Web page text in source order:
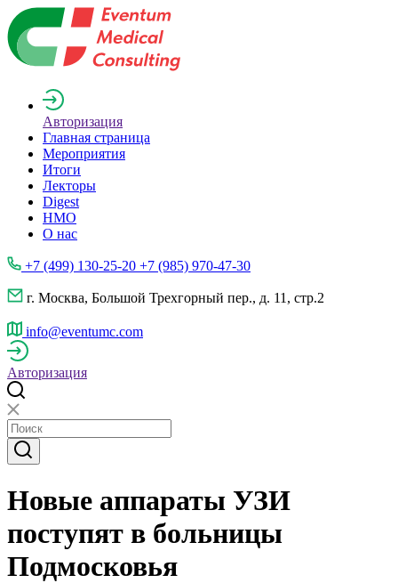
Авторизация
Главная страница
Мероприятия
Итоги
Лекторы
Digest
НМО
О нас
+7 (499) 130-25-20 +7 (985) 970-47-30
г. Москва, Большой Трехгорный пер., д. 11, стр.2
info@eventumc.com
Авторизация
Новые аппараты УЗИ
поступят в больницы
Подмосковья